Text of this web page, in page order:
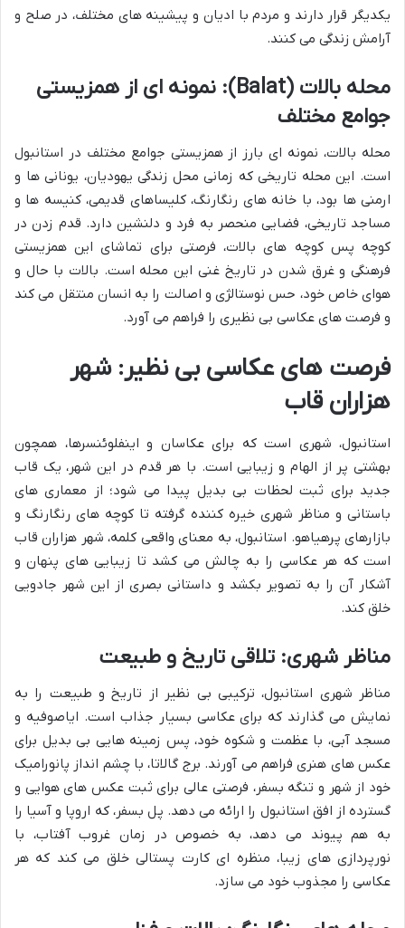
یکدیگر قرار دارند و مردم با ادیان و پیشینه های مختلف، در صلح و
آرامش زندگی می کنند.
محله بالات (Balat): نمونه ای از همزیستی
جوامع مختلف
محله بالات، نمونه ای بارز از همزیستی جوامع مختلف در استانبول
است. این محله تاریخی که زمانی محل زندگی یهودیان، یونانی ها و
ارمنی ها بود، با خانه های رنگارنگ، کلیساهای قدیمی، کنیسه ها و
مساجد تاریخی، فضایی منحصر به فرد و دلنشین دارد. قدم زدن در
کوچه پس کوچه های بالات، فرصتی برای تماشای این همزیستی
فرهنگی و غرق شدن در تاریخ غنی این محله است. بالات با حال و
هوای خاص خود، حس نوستالژی و اصالت را به انسان منتقل می کند
و فرصت های عکاسی بی نظیری را فراهم می آورد.
فرصت های عکاسی بی نظیر: شهر
هزاران قاب
استانبول، شهری است که برای عکاسان و اینفلوئنسرها، همچون
بهشتی پر از الهام و زیبایی است. با هر قدم در این شهر، یک قاب
جدید برای ثبت لحظات بی بدیل پیدا می شود؛ از معماری های
باستانی و مناظر شهری خیره کننده گرفته تا کوچه های رنگارنگ و
بازارهای پرهیاهو. استانبول، به معنای واقعی کلمه، شهر هزاران قاب
است که هر عکاسی را به چالش می کشد تا زیبایی های پنهان و
آشکار آن را به تصویر بکشد و داستانی بصری از این شهر جادویی
خلق کند.
مناظر شهری: تلاقی تاریخ و طبیعت
مناظر شهری استانبول، ترکیبی بی نظیر از تاریخ و طبیعت را به
نمایش می گذارند که برای عکاسی بسیار جذاب است. ایاصوفیه و
مسجد آبی، با عظمت و شکوه خود، پس زمینه هایی بی بدیل برای
عکس های هنری فراهم می آورند. برج گالاتا، با چشم انداز پانورامیک
خود از شهر و تنگه بسفر، فرصتی عالی برای ثبت عکس های هوایی و
گسترده از افق استانبول را ارائه می دهد. پل بسفر، که اروپا و آسیا را
به هم پیوند می دهد، به خصوص در زمان غروب آفتاب، با
نورپردازی های زیبا، منظره ای کارت پستالی خلق می کند که هر
عکاسی را مجذوب خود می سازد.